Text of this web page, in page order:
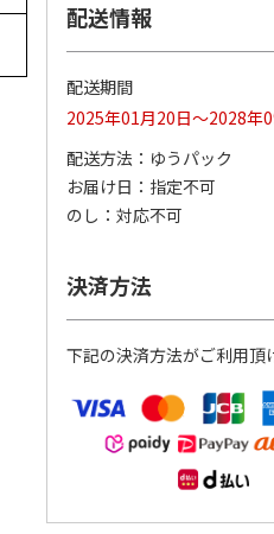
月場所
金製小判
)
リラックマ／クリア
ファイル３点セット
750円
(送料別・税込)
「
ジ
（
(
配送情報
配送期間
2025年01月20日～2028年
配送方法
ゆうパック
お届け日
指定不可
のし
対応不可
決済方法
下記の決済方法がご利用頂